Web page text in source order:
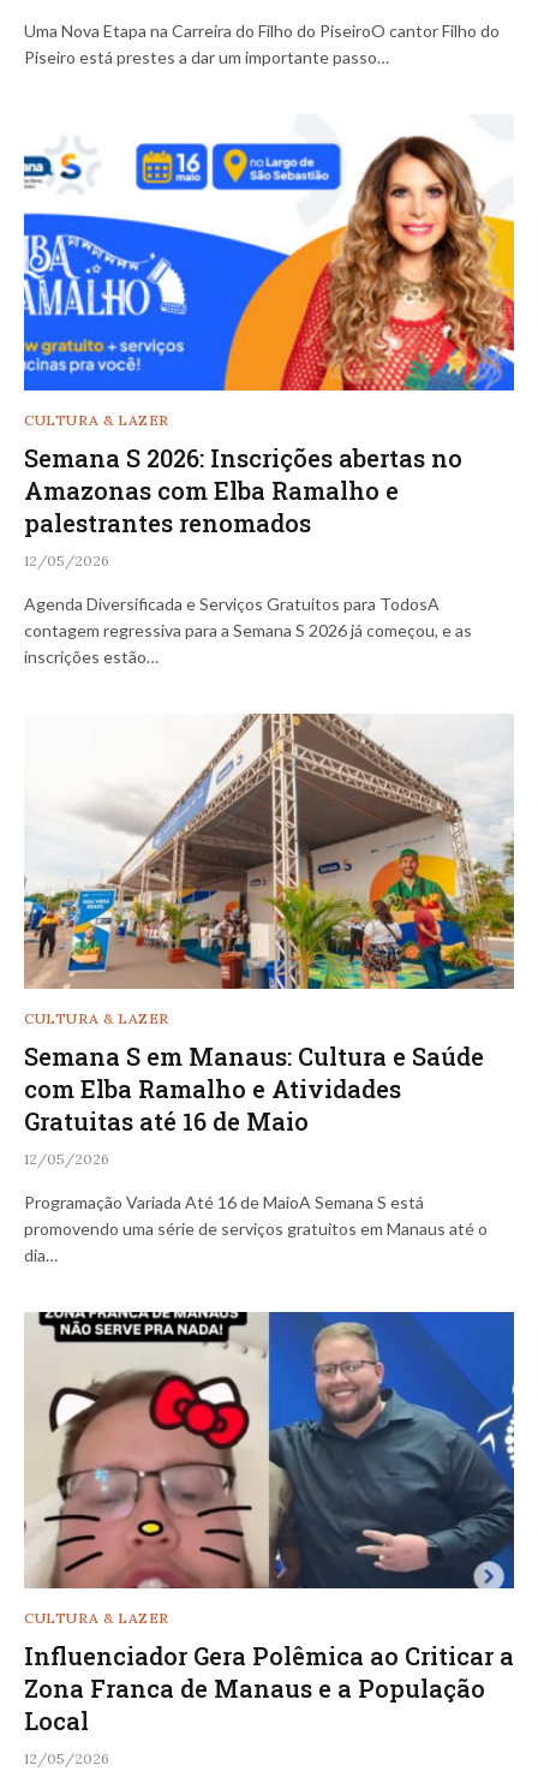
Uma Nova Etapa na Carreira do Filho do PiseiroO cantor Filho do
Piseiro está prestes a dar um importante passo…
CULTURA & LAZER
Semana S 2026: Inscrições abertas no
Amazonas com Elba Ramalho e
palestrantes renomados
12/05/2026
Agenda Diversificada e Serviços Gratuitos para TodosA
contagem regressiva para a Semana S 2026 já começou, e as
inscrições estão…
CULTURA & LAZER
Semana S em Manaus: Cultura e Saúde
com Elba Ramalho e Atividades
Gratuitas até 16 de Maio
12/05/2026
Programação Variada Até 16 de MaioA Semana S está
promovendo uma série de serviços gratuitos em Manaus até o
dia…
CULTURA & LAZER
Influenciador Gera Polêmica ao Criticar a
Zona Franca de Manaus e a População
Local
12/05/2026